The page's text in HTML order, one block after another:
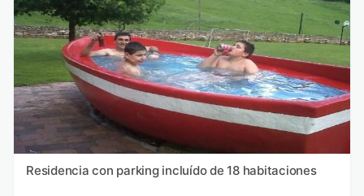
Residencia con parking incluído de 18 habitaciones